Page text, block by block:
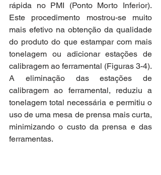
rápida no PMI (Ponto Morto Inferior).
Este procedimento mostrou-se muito
mais efetivo na obtenção da qualidade
do produto do que estampar com mais
tonelagem ou adicionar estações de
calibragem ao ferramental (Figuras 3-4).
A eliminação das estações de
calibragem ao ferramental, reduziu a
tonelagem total necessária e permitiu o
uso de uma mesa de prensa mais curta,
minimizando o custo da prensa e das
ferramentas.